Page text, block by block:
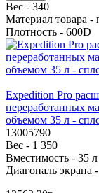
Вес - 340
Материал товара -
Плотность - 600D
Expedition Pro
переработанных
объемом 35 л -
13005790
Вес - 1 350
Вместимость - 35 л
Диагональ экрана -